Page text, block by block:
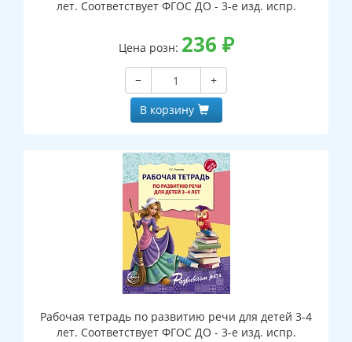
лет. Соответствует ФГОС ДО - 3-е изд. испр.
Цена розн: 236 ₽
−
+
В корзину
Рабочая тетрадь по развитию речи для детей 3-4
лет. Соответствует ФГОС ДО - 3-е изд. испр.